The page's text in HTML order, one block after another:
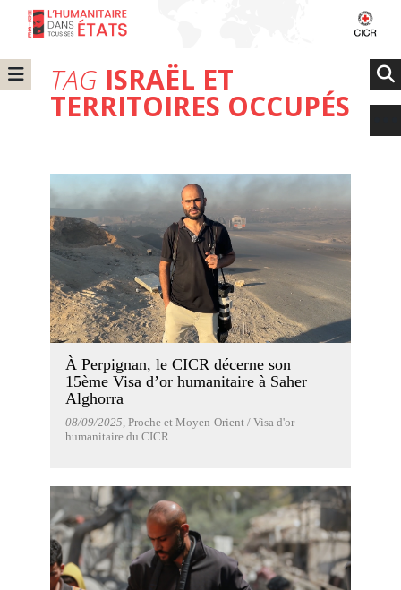
TAG ISRAËL ET
TERRITOIRES OCCUPÉS
À Perpignan, le CICR décerne son
15ème Visa d’or humanitaire à Saher
Alghorra
08/09/2025 , Proche et Moyen-Orient / Visa d'or
humanitaire du CICR